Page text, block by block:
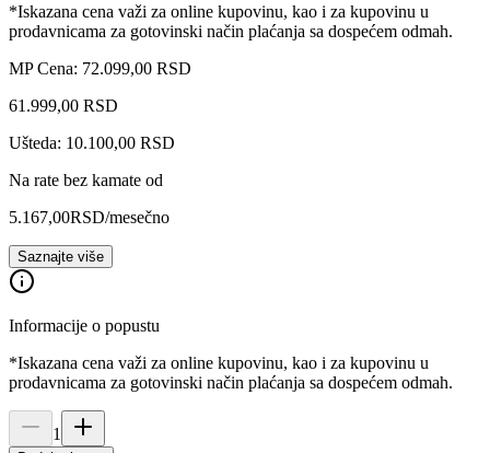
*Iskazana cena važi za online kupovinu, kao i za kupovinu u
prodavnicama za gotovinski način plaćanja sa dospećem odmah.
MP Cena: 72.099,00 RSD
61.999,00 RSD
Ušteda: 10.100,00 RSD
Na rate bez kamate od
5.167,00RSD/mesečno
Saznajte više
Informacije o popustu
*Iskazana cena važi za online kupovinu, kao i za kupovinu u
prodavnicama za gotovinski način plaćanja sa dospećem odmah.
1